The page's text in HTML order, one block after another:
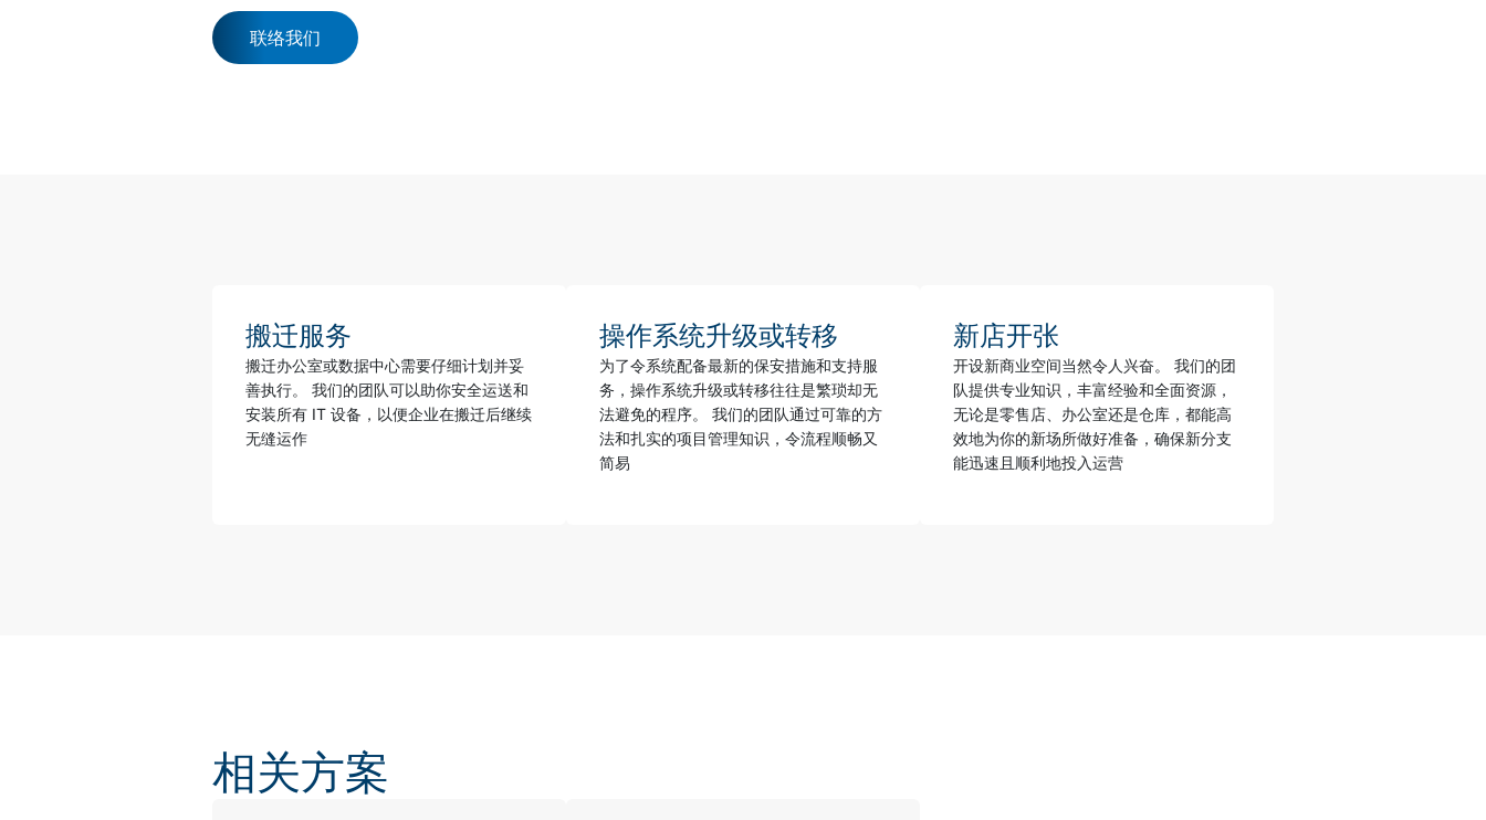
联络我们
搬迁服务
搬迁办公室或数据中心需要仔细计划并妥
善执行。 我们的团队可以助你安全运送和
安装所有 IT 设备，以便企业在搬迁后继续
无缝运作
操作系统升级或转移
为了令系统配备最新的保安措施和支持服
务，操作系统升级或转移往往是繁琐却无
法避免的程序。 我们的团队通过可靠的方
法和扎实的项目管理知识，令流程顺畅又
简易
新店开张
开设新商业空间当然令人兴奋。 我们的团
队提供专业知识，丰富经验和全面资源，
无论是零售店、办公室还是仓库，都能高
效地为你的新场所做好准备，确保新分支
能迅速且顺利地投入运营
相关方案